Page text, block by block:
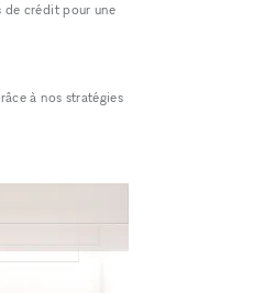
de crédit pour une
à nos stratégies